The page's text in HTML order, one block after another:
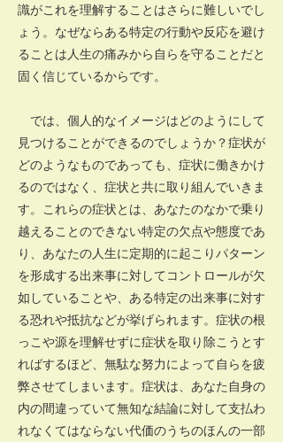
識がこれを理解することはさらに難しいでし
ょう。なぜならある特定の行動や反応を避け
ることは人生の痛みから自らを守ることだと
固く信じているからです。
では、個人的なイメージはどのようにして
見つけることができるのでしょうか？症状が
どのようなものであっても、症状に働きかけ
るのではなく、症状と共に取り組んでいきま
す。これらの症状とは、あなたのなかで乗り
越えることのできない特定の欠点や態度であ
り、あなたの人生に定期的に起こりパターン
を形成する出来事に対してコントロールが欠
如していることや、ある特定の出来事に対す
る恐れや抵抗などが挙げられます。症状の根
っこや源を理解せずに症状を取り除こうとす
ればするほど、無駄な努力によって自らを疲
弊させてしまいます。症状は、あなた自身の
内の間違っていて無知な結論に対して支払わ
れなくてはならない代価のうちのほんの一部